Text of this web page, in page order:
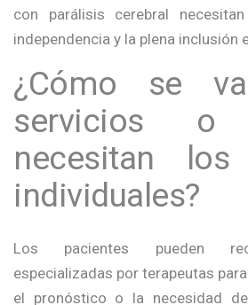
con parálisis cerebral
independencia y la plena inclusión
¿Cómo se
servicios o
necesitan los
individuales?
Los pacientes pueden
especializadas por terapeutas
el pronóstico o la necesidad